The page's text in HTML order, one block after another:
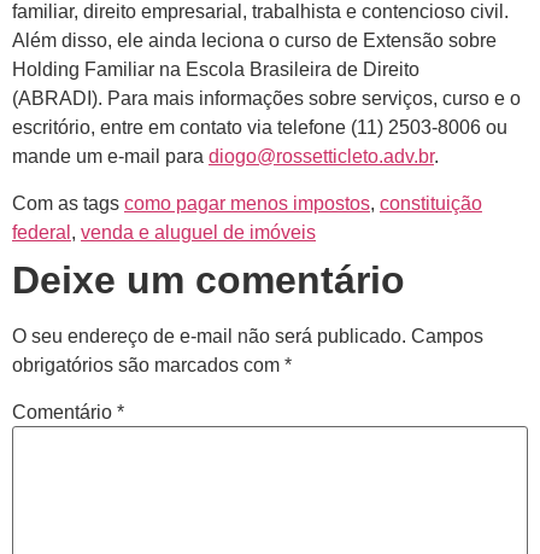
familiar, direito empresarial, trabalhista e contencioso civil.
Além disso, ele ainda leciona o curso de Extensão sobre
Holding Familiar na Escola Brasileira de Direito
(ABRADI). Para mais informações sobre serviços, curso e o
escritório, entre em contato via telefone (11) 2503-8006 ou
mande um e-mail para diogo@rossetticleto.adv.br.
Com as tags como pagar menos impostos, constituição
federal , venda e aluguel de imóveis
Deixe um comentário
O seu endereço de e-mail não será publicado. Campos
obrigatórios são marcados com *
Comentário *